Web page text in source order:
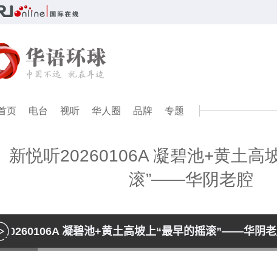
页 电台 视听 华人圈 品牌 专题
新悦听20260106A 凝碧池+黄土高
滚”——华阴老腔
播
放
20260106A 凝碧池+黄土高坡上“最早的摇滚”——华阴
Loaded: